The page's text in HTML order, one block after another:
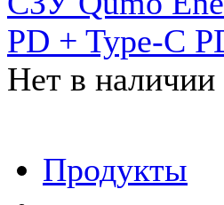
PD + Type-C
Нет в наличии
Продукты